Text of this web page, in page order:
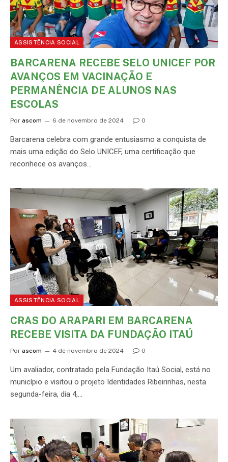
ASSISTÊNCIA SOCIAL
BARCARENA RECEBE SELO UNICEF POR
AVANÇOS EM VACINAÇÃO E
PERMANÊNCIA DE ALUNOS NAS
ESCOLAS
Por ascom 6 de novembro de 2024 0
Barcarena celebra com grande entusiasmo a conquista de
mais uma edição do Selo UNICEF, uma certificação que
reconhece os avanços…
ASSISTÊNCIA SOCIAL
CRAS DO ARAPARI EM BARCARENA
RECEBE VISITA DA FUNDAÇÃO ITAÚ
Por ascom 4 de novembro de 2024 0
Um avaliador, contratado pela Fundação Itaú Social, está no
município e visitou o projeto Identidades Ribeirinhas, nesta
segunda-feira, dia 4,…